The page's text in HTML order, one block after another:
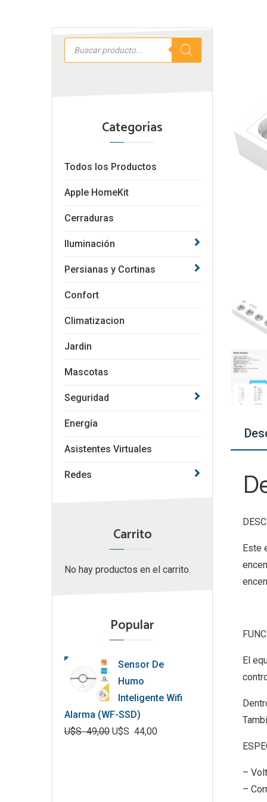
Búsqueda
productos
Categorías
Todos los Productos
Apple HomeKit
Cerraduras
Iluminación
Persianas y Cortinas
Confort
Climatizacion
Jardin
Mascotas
Seguridad
Energía
Asistentes Virtuales
Redes
Carrito
No hay productos en el carrito.
Popular
Sensor De
Humo
Inteligente Wifi
Alarma (WF-SSD)
U$S49,00 U$S 44,00
Este
El
–
–